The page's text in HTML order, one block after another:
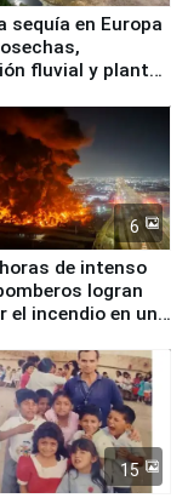
sequía en Europa
fluvial y plantas
6
de intenso
logran
el incendio en una
15